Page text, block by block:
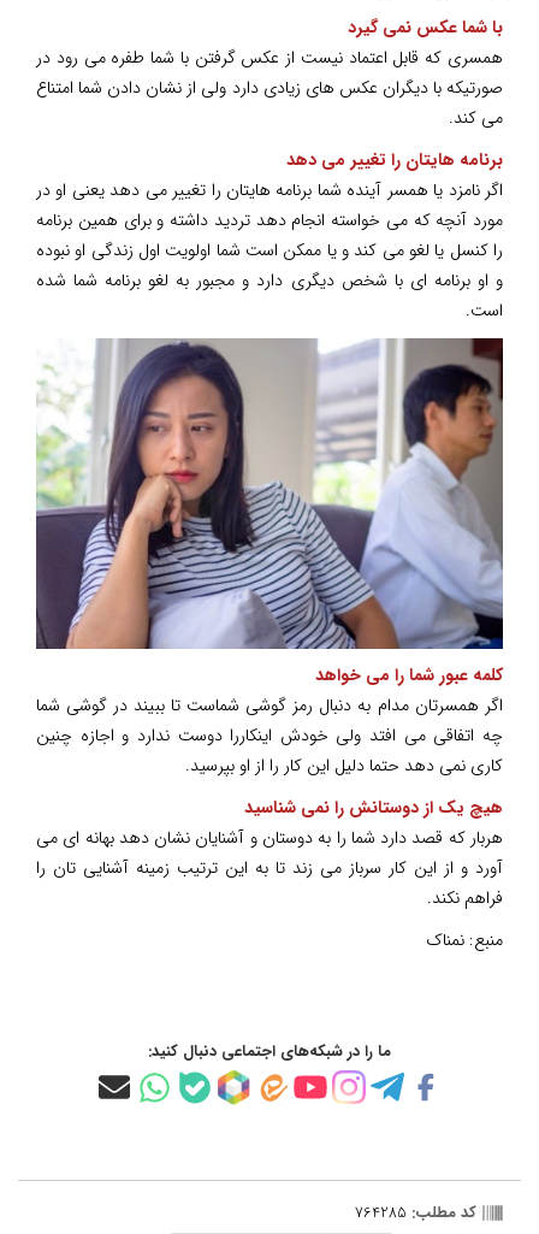
با شما عکس نمی گیرد
همسری که قابل اعتماد نیست از عکس گرفتن با شما طفره می رود در
صورتیکه با دیگران عکس های زیادی دارد ولی از نشان دادن شما امتناع
می کند.
برنامه هایتان را تغییر می دهد
اگر نامزد یا همسر آینده شما برنامه هایتان را تغییر می دهد یعنی او در
مورد آنچه که می خواسته انجام دهد تردید داشته و برای همین برنامه
را کنسل یا لغو می کند و یا ممکن است شما اولویت اول زندگی او نبوده
و او برنامه ای با شخص دیگری دارد و مجبور به لغو برنامه شما شده
است.
کلمه عبور شما را می خواهد
اگر همسرتان مدام به دنبال رمز گوشی شماست تا ببیند در گوشی شما
چه اتفاقی می افتد ولی خودش اینکاررا دوست ندارد و اجازه چنین
کاری نمی دهد حتما دلیل این کار را از او بپرسید.
هیچ یک از دوستانش را نمی شناسید
هربار که قصد دارد شما را به دوستان و آشنایان نشان دهد بهانه ای می
آورد و از این کار سرباز می زند تا به این ترتیب زمینه آشنایی تان را
فراهم نکند.
منبع: نمناک
ما را در شبکه‌های اجتماعی دنبال کنید:
کد مطلب: 764285